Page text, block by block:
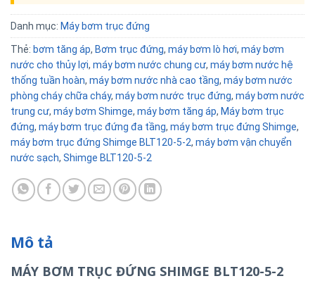
Danh mục: Máy bơm trục đứng
Thẻ: bơm tăng áp, Bơm trục đứng, máy bơm lò hơi, máy bơm
nước cho thủy lợi, máy bơm nước chung cư, máy bơm nước hệ
thống tuần hoàn, máy bơm nước nhà cao tầng, máy bơm nước
phòng cháy chữa cháy, máy bơm nước trục đứng, máy bơm nước
trung cư, máy bơm Shimge, máy bơm tăng áp, Máy bơm trục
đứng, máy bơm trục đứng đa tầng, máy bơm trục đứng Shimge,
máy bơm trục đứng Shimge BLT120-5-2, máy bơm vận chuyển
nước sạch, Shimge BLT120-5-2
Mô tả
MÁY BƠM TRỤC ĐỨNG SHIMGE BLT120-5-2